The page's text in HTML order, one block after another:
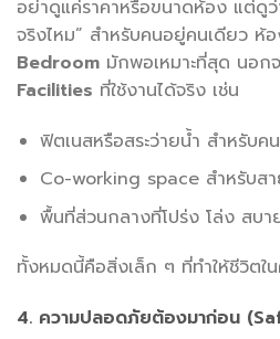
อย่าดูแค่ราคาหรือขนาดห้อง แต่ดู
จริงไหม” สำหรับคนอยู่คนเดียว ห้
Bedroom มักพอเหมาะที่สุด นอก
Facilities ที่ใช้งานได้จริง เช่น
ฟิตเนสหรือสระว่ายน้ำ สำหรับ
Co-working space สำหรับส
พื้นที่ส่วนกลางที่โปร่ง โล่ง สบา
ทั้งหมดนี้คือสิ่งเล็ก ๆ ที่ทำให้ชีวิต
4. ความปลอดภัยต้องมาก่อน